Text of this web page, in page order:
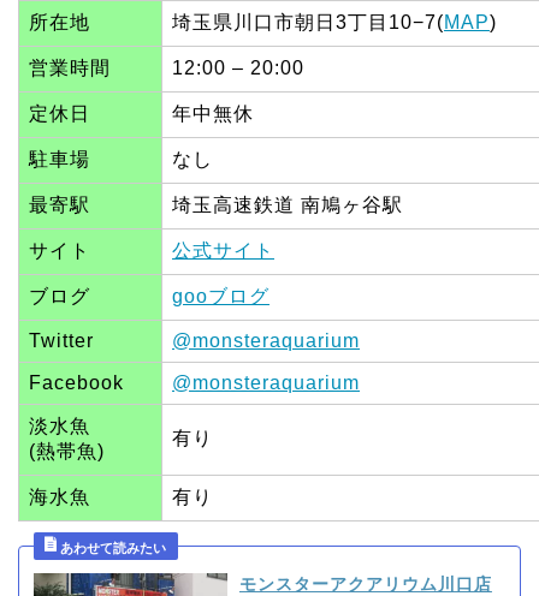
所在地 埼玉県川口市朝日3丁目10−7(MAP)
営業時間 12:00 – 20:00
定休日 年中無休
駐車場 なし
最寄駅 埼玉高速鉄道 南鳩ヶ谷駅
サイト 公式サイト
ブログ gooブログ
Twitter @monsteraquarium
Facebook @monsteraquarium
淡水魚
(熱帯魚)
有り
海水魚 有り
モンスターアクアリウム川口店